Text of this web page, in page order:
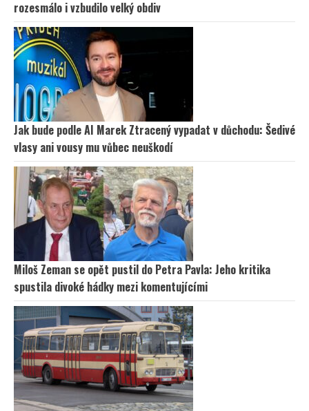
rozesmálo i vzbudilo velký obdiv
Jak bude podle AI Marek Ztracený vypadat v důchodu: Šedivé
vlasy ani vousy mu vůbec neuškodí
Miloš Zeman se opět pustil do Petra Pavla: Jeho kritika
spustila divoké hádky mezi komentujícími